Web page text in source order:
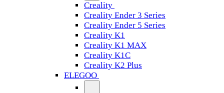
Creality
Creality Ender 3 Series
Creality Ender 5 Series
Creality K1
Creality K1 MAX
Creality K1C
Creality K2 Plus
ELEGOO